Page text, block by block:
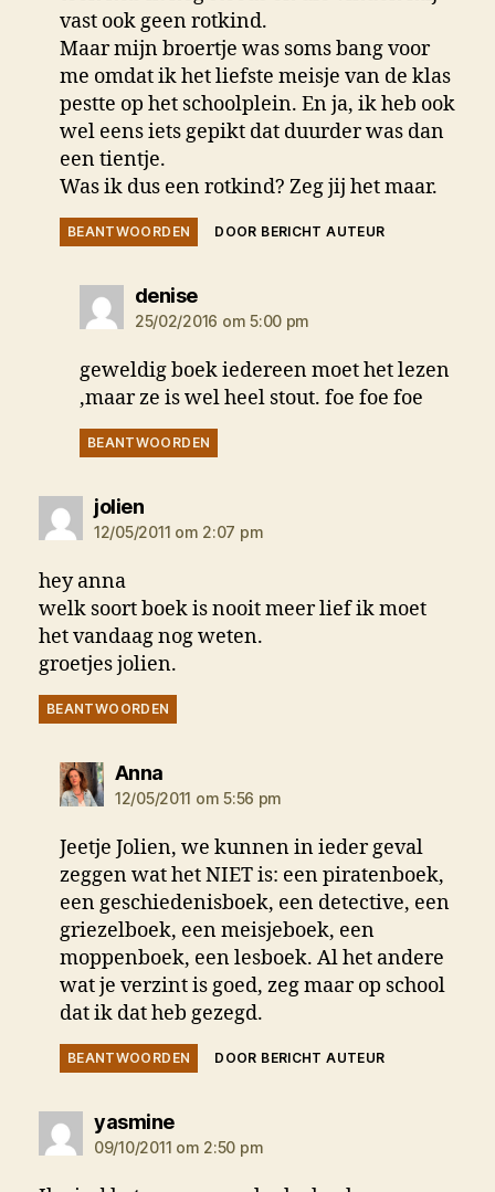
vast ook geen rotkind.
Maar mijn broertje was soms bang voor
me omdat ik het liefste meisje van de klas
pestte op het schoolplein. En ja, ik heb ook
wel eens iets gepikt dat duurder was dan
een tientje.
Was ik dus een rotkind? Zeg jij het maar.
BEANTWOORDEN DOOR BERICHT AUTEUR
denisezegt:
25/02/2016 om 5:00 pm
geweldig boek iedereen moet het lezen
,maar ze is wel heel stout. foe foe foe
BEANTWOORDEN
jolienzegt:
12/05/2011 om 2:07 pm
hey anna
welk soort boek is nooit meer lief ik moet
het vandaag nog weten.
groetjes jolien.
BEANTWOORDEN
Annazegt:
12/05/2011 om 5:56 pm
Jeetje Jolien, we kunnen in ieder geval
zeggen wat het NIET is: een piratenboek,
een geschiedenisboek, een detective, een
griezelboek, een meisjeboek, een
moppenboek, een lesboek. Al het andere
wat je verzint is goed, zeg maar op school
dat ik dat heb gezegd.
BEANTWOORDEN DOOR BERICHT AUTEUR
yasminezegt:
09/10/2011 om 2:50 pm